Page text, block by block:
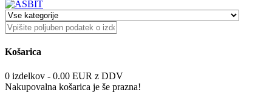
Košarica
0 izdelkov - 0.00 EUR z DDV
Nakupovalna košarica je še prazna!